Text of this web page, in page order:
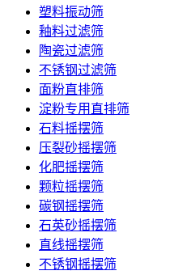
塑料振动筛
釉料过滤筛
陶瓷过滤筛
不锈钢过滤筛
面粉直排筛
淀粉专用直排筛
石料摇摆筛
压裂砂摇摆筛
化肥摇摆筛
颗粒摇摆筛
碳钢摇摆筛
石英砂摇摆筛
直线摇摆筛
不锈钢摇摆筛